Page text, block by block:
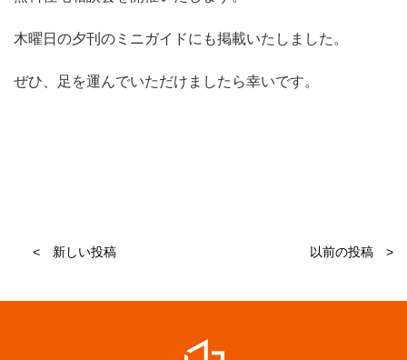
木曜日の夕刊のミニガイドにも掲載いたしました。
ぜひ、足を運んでいただけましたら幸いです。
< 新しい投稿 以前の投稿 >